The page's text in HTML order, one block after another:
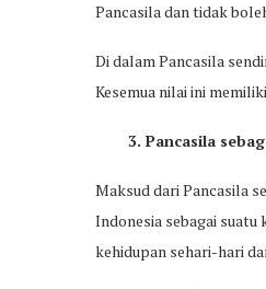
Pancasila dan tidak
Di dalam Pancasila
Kesemua nilai ini
3. Pancasila
Maksud dari Pancasila
Indonesia sebagai suatu
kehidupan sehari-hari